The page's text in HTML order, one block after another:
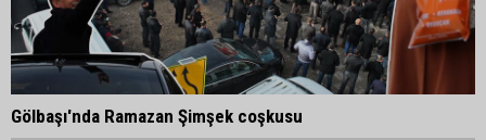
Gölbaşı'nda Ramazan Şimşek coşkusu